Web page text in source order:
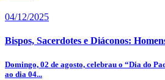
04/12/2025
Bispos, Sacerdotes e Diáconos:
Domingo, 02 de agosto, celebrau o “Dia do
ao dia 04...